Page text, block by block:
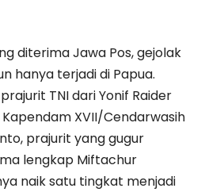
diterima Jawa Pos, gejolak
hanya terjadi di Papua.
TNI dari Yonif Raider
Kapendam XVII/Cendarwasih
prajurit yang gugur
lengkap Miftachur
naik satu tingkat menjadi